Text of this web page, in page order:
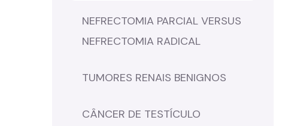
NEFRECTOMIA PARCIAL VERSUS
NEFRECTOMIA RADICAL
TUMORES RENAIS BENIGNOS
CÂNCER DE TESTÍCULO